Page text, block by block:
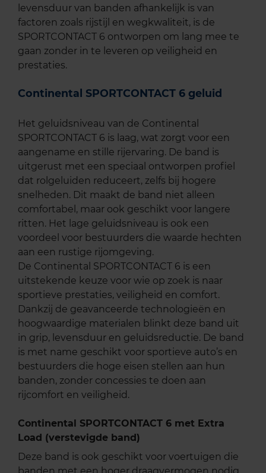
levensduur van banden afhankelijk is van
factoren zoals rijstijl en wegkwaliteit, is de
SPORTCONTACT 6 ontworpen om lang mee te
gaan zonder in te leveren op veiligheid en
prestaties.
Continental SPORTCONTACT 6 geluid
Het geluidsniveau van de Continental
SPORTCONTACT 6 is laag, wat zorgt voor een
aangename en stille rijervaring. De band is
uitgerust met een speciaal ontworpen profiel
dat rolgeluiden reduceert, zelfs bij hogere
snelheden. Dit maakt de band niet alleen
comfortabel, maar ook geschikt voor langere
ritten. Het lage geluidsniveau is ook een
voordeel voor bestuurders die waarde hechten
aan een rustige rijomgeving.
De Continental SPORTCONTACT 6 is een
uitstekende keuze voor wie op zoek is naar
sportieve prestaties, veiligheid en comfort.
Dankzij de geavanceerde technologieën en
hoogwaardige materialen blinkt deze band uit
in grip, levensduur en geluidsreductie. De band
is met name geschikt voor sportieve auto’s en
bestuurders die hoge eisen stellen aan hun
banden, zonder concessies te doen aan
rijcomfort en veiligheid.
Continental SPORTCONTACT 6 met Extra
Load (verstevigde band)
Deze band is ook geschikt voor voertuigen die